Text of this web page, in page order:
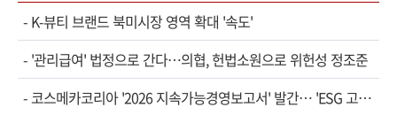
- K-뷰티 브랜드 북미시장 영역 확대 '속도'
- '관리급여' 법정으로 간다…의협, 헌법소원으로 위헌성 정조준
- 코스메카코리아 '2026 지속가능경영보고서' 발간… 'ESG 고…